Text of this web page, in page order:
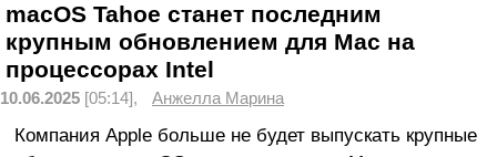
macOS Tahoe станет последним
крупным обновлением для Mac на
процессорах Intel
10.06.2025 [05:14], Анжелла Марина
Компания Apple больше не будет выпускать крупные